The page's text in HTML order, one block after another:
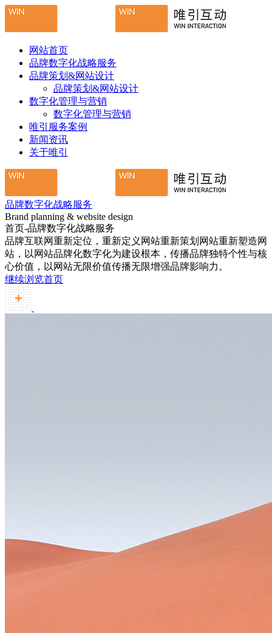
网站首页
品牌数字化战略服务
品牌策划&网站设计
品牌策划&网站设计
数字化管理与营销
数字化管理与营销
唯引服务案例
新闻资讯
关于唯引
品牌数字化战略服务
Brand planning & website design
首页-品牌数字化战略服务
品牌互联网重新定位，重新定义网站重新策划网站重新塑造网
站，以网站品牌化数字化为建设根本，传播品牌独特个性与核
心价值，以网站无限价值传播无限增强品牌影响力。
继续浏览首页